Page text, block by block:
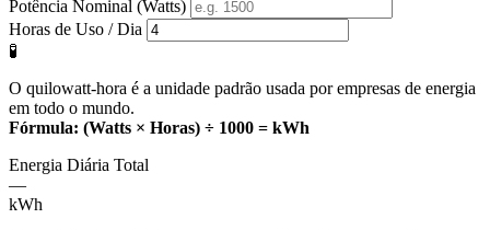
Potência Nominal (Watts)
Horas de Uso / Dia
🧪
O quilowatt-hora é a unidade padrão usada por empresas de energia
em todo o mundo.
Fórmula: (Watts × Horas) ÷ 1000 = kWh
Energia Diária Total
—
kWh